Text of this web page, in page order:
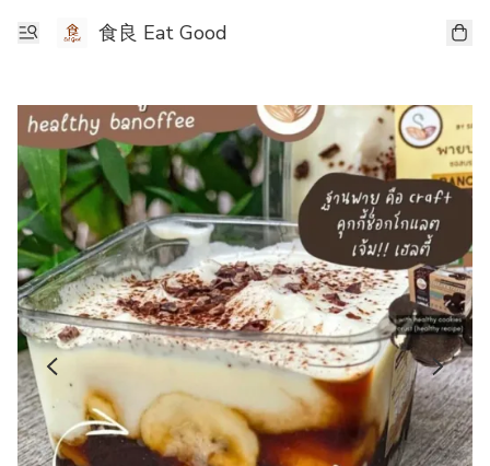
食良 Eat Good